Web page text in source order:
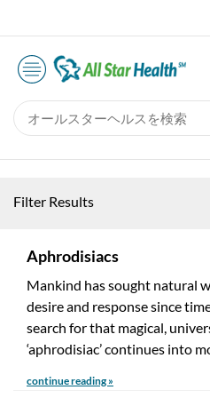
Filter Results
Aphrodisiacs
Mankind has sought natural
desire and response since
search for that magical,
‘aphrodisiac’ continues into
continue reading »